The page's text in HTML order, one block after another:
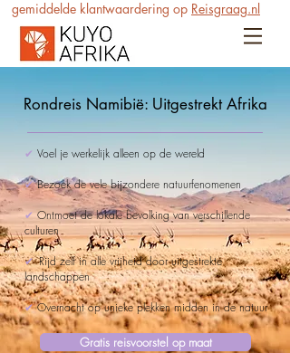
gemiddelde klantwaardering op Reisgraag.nl
Rondreis Namibië: Uitgestrekt Afrika
✔ Voel je werkelijk alleen op de wereld
✔Bezoek de vele bijzondere natuurfenomenen
✔Ontmoet de lokale bevolking van verschillende
culturen
✔Rijd zelf in alle vrijheid door uitgestrekte
landschappen
✔Overnacht op unieke plekken midden in de natuur
Gratis reisvoorstel op maat